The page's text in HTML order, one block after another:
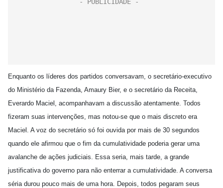
Enquanto os líderes dos partidos conversavam, o secretário-executivo
do Ministério da Fazenda, Amaury Bier, e o secretário da Receita,
Everardo Maciel, acompanhavam a discussão atentamente. Todos
fizeram suas intervenções, mas notou-se que o mais discreto era
Maciel. A voz do secretário só foi ouvida por mais de 30 segundos
quando ele afirmou que o fim da cumulatividade poderia gerar uma
avalanche de ações judiciais. Essa seria, mais tarde, a grande
justificativa do governo para não enterrar a cumulatividade. A conversa
séria durou pouco mais de uma hora. Depois, todos pegaram seus